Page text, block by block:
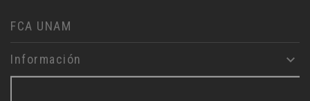
FCA UNAM
Información 